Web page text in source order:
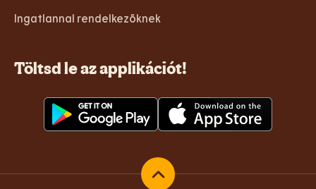
Ingatlannal rendelkezőknek
Töltsd le az applikációt!
Vissza az oldal tetejére